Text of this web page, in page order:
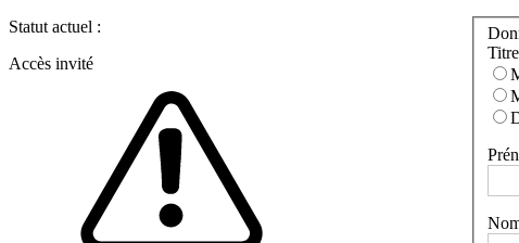
Statut actuel :
Accès invité
Titre